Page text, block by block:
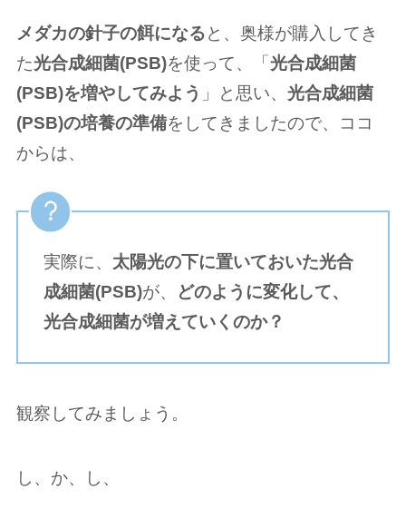
メダカの針子の餌になると、奥様が購入してき
た光合成細菌(PSB)を使って、「 光合成細菌
(PSB)を増やしてみよう 」と思い、 光合成細菌
(PSB)の培養の準備をしてきましたので、ココ
からは、
実際に、 太陽光の下に置いておいた光合
成細菌(PSB)が、
どのように変化して、
光合成細菌が増えていくのか？
観察してみましょう。
し、か、し、